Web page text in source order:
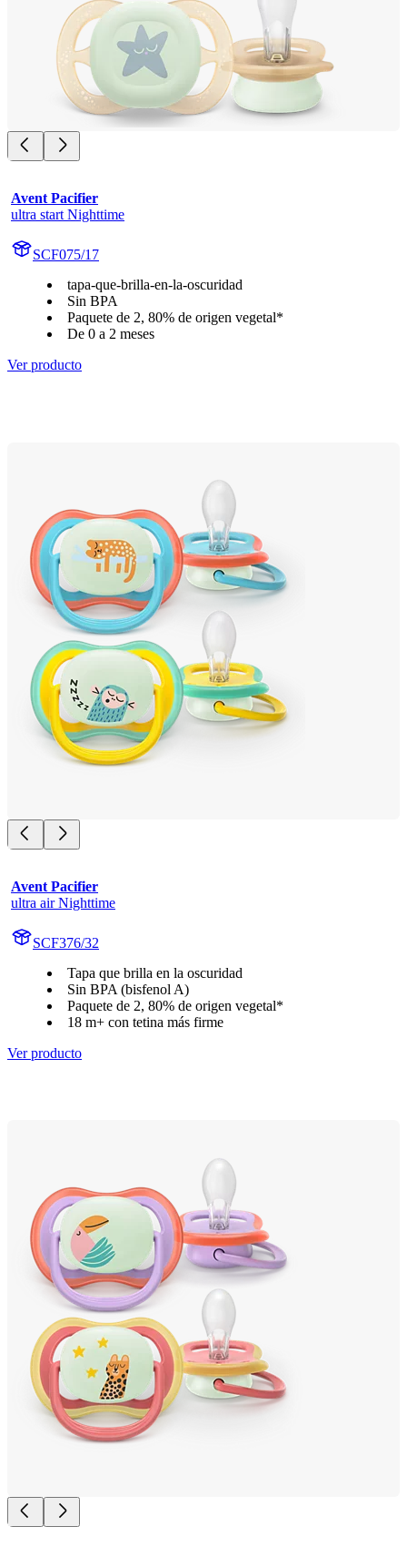
Avent Pacifier
ultra start Nighttime
SCF075/17
tapa-que-brilla-en-la-oscuridad
Sin BPA
Paquete de 2, 80% de origen vegetal*
De 0 a 2 meses
Ver producto
Avent Pacifier
ultra air Nighttime
SCF376/32
Tapa que brilla en la oscuridad
Sin BPA (bisfenol A)
Paquete de 2, 80% de origen vegetal*
18 m+ con tetina más firme
Ver producto